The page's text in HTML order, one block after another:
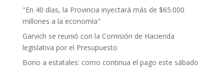
"En 40 días, la Provincia inyectará más de $65.000
millones a la economía"
Garvich se reunió con la Comisión de Hacienda
legislativa por el Presupuesto
Bono a estatales: como continua el pago este sábado